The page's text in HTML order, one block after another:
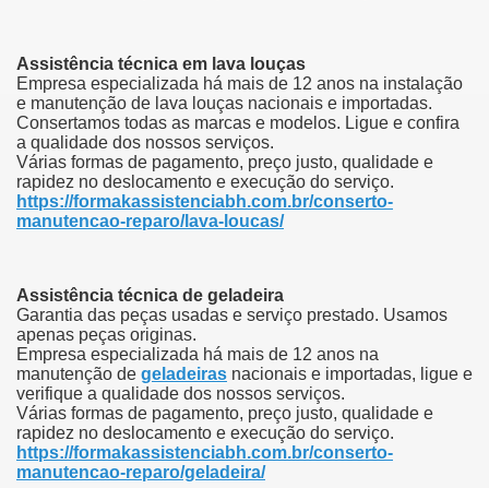
Assistência técnica em lava louças
Empresa especializada há mais de 12 anos na instalação
e manutenção de lava louças nacionais e importadas.
Consertamos todas as marcas e modelos. Ligue e confira
a qualidade dos nossos serviços.
Várias formas de pagamento, preço justo, qualidade e
rapidez no deslocamento e execução do serviço.
https://formakassistenciabh.com.br/conserto-
manutencao-reparo/lava-loucas/
Assistência técnica de geladeira
Garantia das peças usadas e serviço prestado. Usamos
apenas peças originas.
Empresa especializada há mais de 12 anos na
manutenção de geladeiras nacionais e importadas, ligue e
verifique a qualidade dos nossos serviços.
Várias formas de pagamento, preço justo, qualidade e
rapidez no deslocamento e execução do serviço.
https://formakassistenciabh.com.br/conserto-
manutencao-reparo/geladeira/